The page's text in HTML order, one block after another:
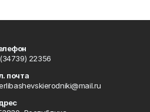
22356
почта